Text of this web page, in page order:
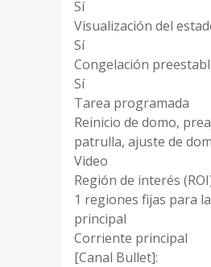
Sí
Visualización del
Sí
Congelación
Sí
Tarea programada
Reinicio de domo,
patrulla, ajuste de
Video
Región de interés
1 regiones fijas para
principal
Corriente principal
[Canal Bullet]: